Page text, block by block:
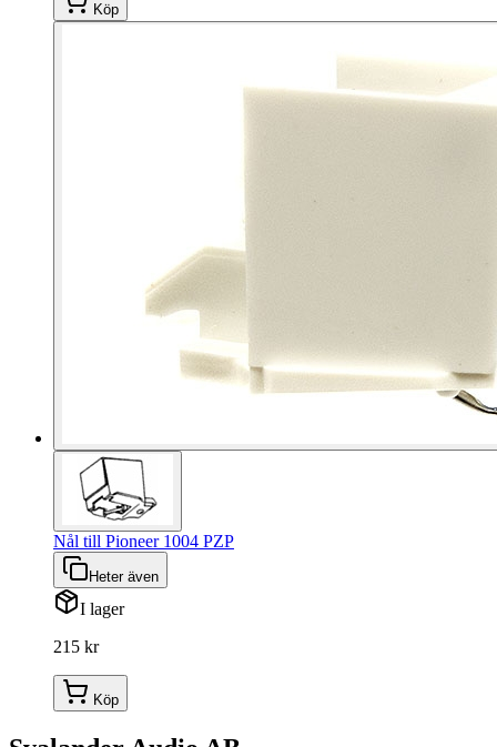
Köp
Nål till Pioneer 1004 PZP
Heter även
I lager
215 kr
Köp